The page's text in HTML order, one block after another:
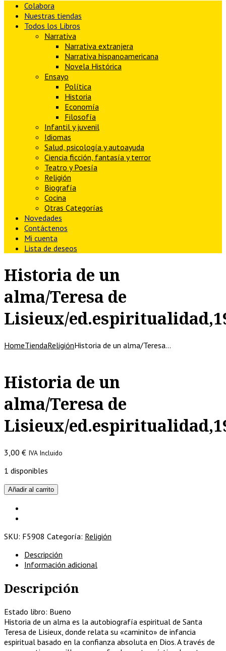
Colabora
Nuestras tiendas
Todos los Libros
Narrativa
Narrativa extranjera
Narrativa hispanoamericana
Novela Histórica
Ensayo
Política
Historia
Economía
Filosofía
Infantil y juvenil
Idiomas
Salud, psicología y autoayuda
Ciencia ficción, fantasía y terror
Teatro y Poesía
Religión
Biografía
Cocina
Otras Categorías
Novedades
Contáctenos
Mi cuenta
Lista de deseos
Historia de un
alma/Teresa de
Lisieux/
HomeTiendaReligiónHistoria de un alma/Teresa…
Historia de un
alma/Teresa de
Lisieux/
3,00 € IVA Incluido
1 disponibles
Historia
de
alma/Teresa
Lisieux/ed.espiritualidad,1982
Añadir al carrito
SKU: F5908 Categoría: Religión
Descripción
Información adicional
Descripción
Estado libro: Bueno
Historia de un alma es la autobiografía espiritual de Santa
Teresa de Lisieux, donde relata su «caminito» de infancia
espiritual basado en la confianza absoluta en Dios. A través de